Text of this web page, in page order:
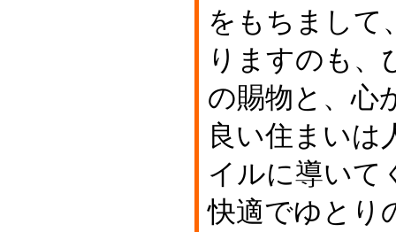
をもちまして
りますのも、
の賜物と、心
良い住まいは
イルに導いて
快適でゆとり